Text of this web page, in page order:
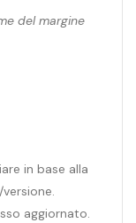
del margine
in base alla
aggiornato.